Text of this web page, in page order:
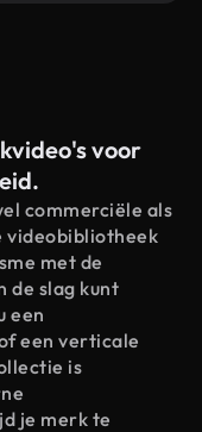
voor
commerciële als
videobibliotheek
met de
de slag kunt
een
een verticale
is
je merk te